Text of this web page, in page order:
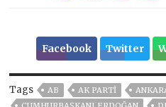
Facebook Twitter
Tags AB AK PARTİ